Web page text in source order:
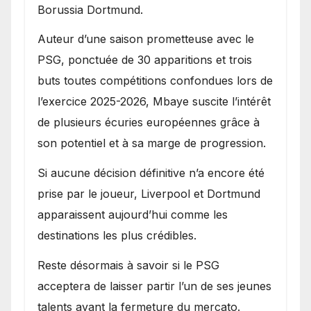
Borussia Dortmund.
Auteur d’une saison prometteuse avec le
PSG, ponctuée de 30 apparitions et trois
buts toutes compétitions confondues lors de
l’exercice 2025-2026, Mbaye suscite l’intérêt
de plusieurs écuries européennes grâce à
son potentiel et à sa marge de progression.
Si aucune décision définitive n’a encore été
prise par le joueur, Liverpool et Dortmund
apparaissent aujourd’hui comme les
destinations les plus crédibles.
Reste désormais à savoir si le PSG
acceptera de laisser partir l’un de ses jeunes
talents avant la fermeture du mercato.